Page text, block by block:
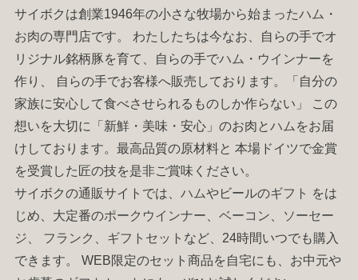
サイボクは創業1946年の小さな牧場から始まったハム ・
お肉の専門店です。 わたしたちは今なお、自らの手でオ
リジナル銘柄豚を育て、自らの手でハム ・ ウインナーを
作り、 自らの手でお客様へ販売しております。「自分の
家族に安心して食べさせられるものしか作らない」 この
想いを大切に「新鮮・美味・安心」のお肉とハム をお届
けしております。最高品質の原材料と 本場ドイツで金賞
を受賞した匠の技を是非ご賞味ください。
サイボクの通販サイトでは、 ハムやビールのギフト をは
じめ、大定番のポークウインナー ベーコン
ソーセー
ジ
フランク ギフトセット など、24時間いつでも購入
できます。 WEB限定のセット商品を自宅にも、お中元や